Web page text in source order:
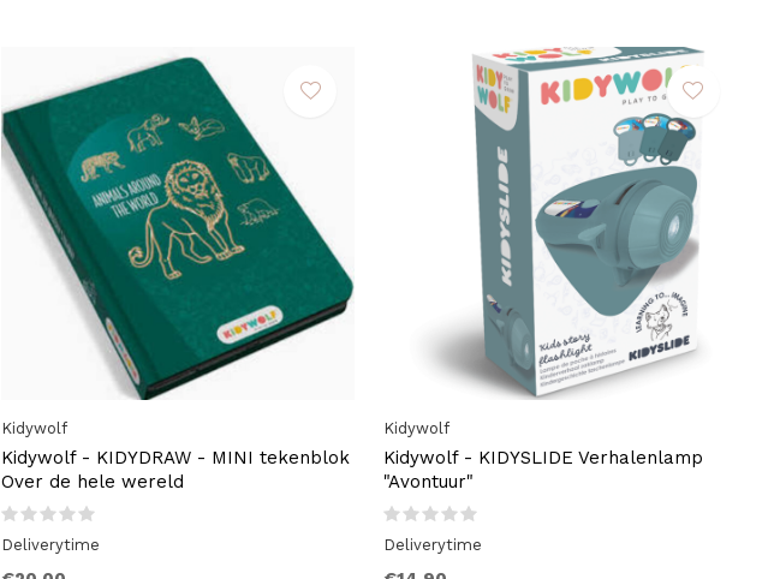
Kidywolf
Kidywolf - KIDYDRAW - MINI tekenblok
Over de hele wereld
Deliverytime
Kidywolf
Kidywolf - KIDYSLIDE Verhalenlamp
"Avontuur"
Deliverytime